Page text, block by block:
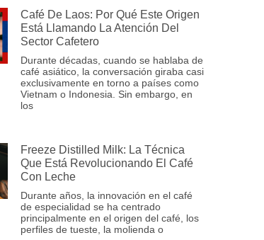
Café De Laos: Por Qué Este Origen
Está Llamando La Atención Del
Sector Cafetero
Durante décadas, cuando se hablaba de
café asiático, la conversación giraba casi
exclusivamente en torno a países como
Vietnam o Indonesia. Sin embargo, en
los
Freeze Distilled Milk: La Técnica
Que Está Revolucionando El Café
Con Leche
Durante años, la innovación en el café
de especialidad se ha centrado
principalmente en el origen del café, los
perfiles de tueste, la molienda o